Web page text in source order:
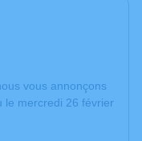
vous annonçons
le mercredi 26 février